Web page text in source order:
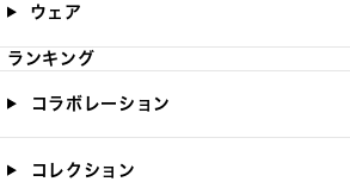
ウェア
ランキング
コラボレーション
コレクション